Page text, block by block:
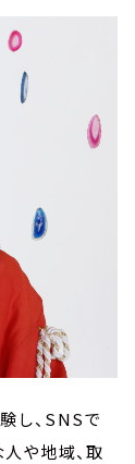
し、SNSで
や地域、取